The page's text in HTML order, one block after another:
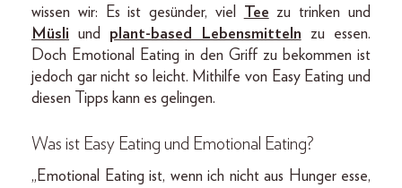
wissen wir: Es ist gesünder, viel Tee zu trinken und
Müsli und plant-based Lebensmitteln zu essen.
Doch Emotional Eating in den Griff zu bekommen ist
jedoch gar nicht so leicht. Mithilfe von Easy Eating und
diesen Tipps kann es gelingen.
Was ist Easy Eating und Emotional Eating?
„Emotional Eating ist, wenn ich nicht aus Hunger esse,